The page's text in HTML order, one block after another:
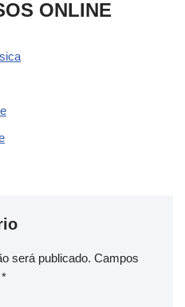
ONLINE
será publicado. Campos
*